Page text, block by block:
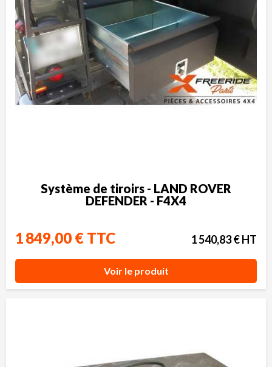
Système de tiroirs - LAND ROVER
DEFENDER - F4X4
1 849,00 € TTC 1 540,83 € HT
Voir le produit